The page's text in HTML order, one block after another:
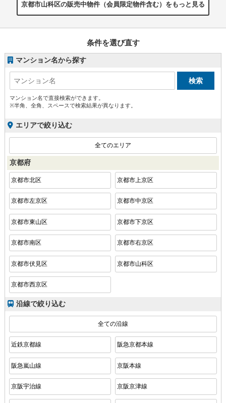
京都市山科区の販売中物件（会員限定物件含む）をもっと見る
条件を選び直す
マンション名から探す
マンション名で直接検索ができます。
※半角、全角、スペースで検索結果が異なります。
エリアで絞り込む
全てのエリア
京都府
京都市北区 京都市上京区
京都市左京区 京都市中京区
京都市東山区 京都市下京区
京都市南区 京都市右京区
京都市伏見区 京都市山科区
京都市西京区
沿線で絞り込む
全ての沿線
近鉄京都線 阪急京都本線
阪急嵐山線 京阪本線
京阪宇治線 京阪京津線